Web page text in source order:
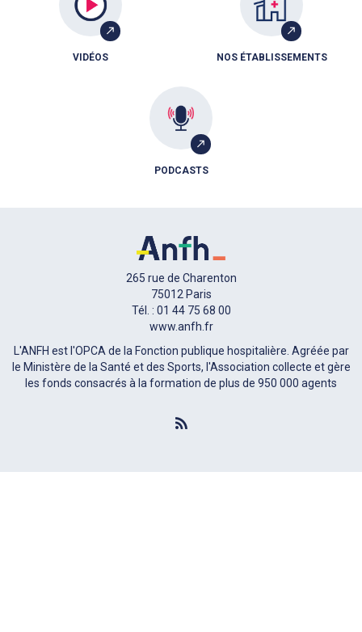
VIDÉOS NOS ÉTABLISSEMENTS
PODCASTS
265 rue de Charenton
75012 Paris
Tél. : 01 44 75 68 00
www.anfh.fr
L'ANFH est l'OPCA de la Fonction publique hospitalière. Agréée par
le Ministère de la Santé et des Sports, l'Association collecte et gère
les fonds consacrés à la formation de plus de 950 000 agents